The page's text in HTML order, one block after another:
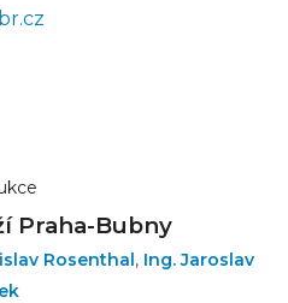
Praha-Bubny
Rosenthal, Ing. Jaroslav